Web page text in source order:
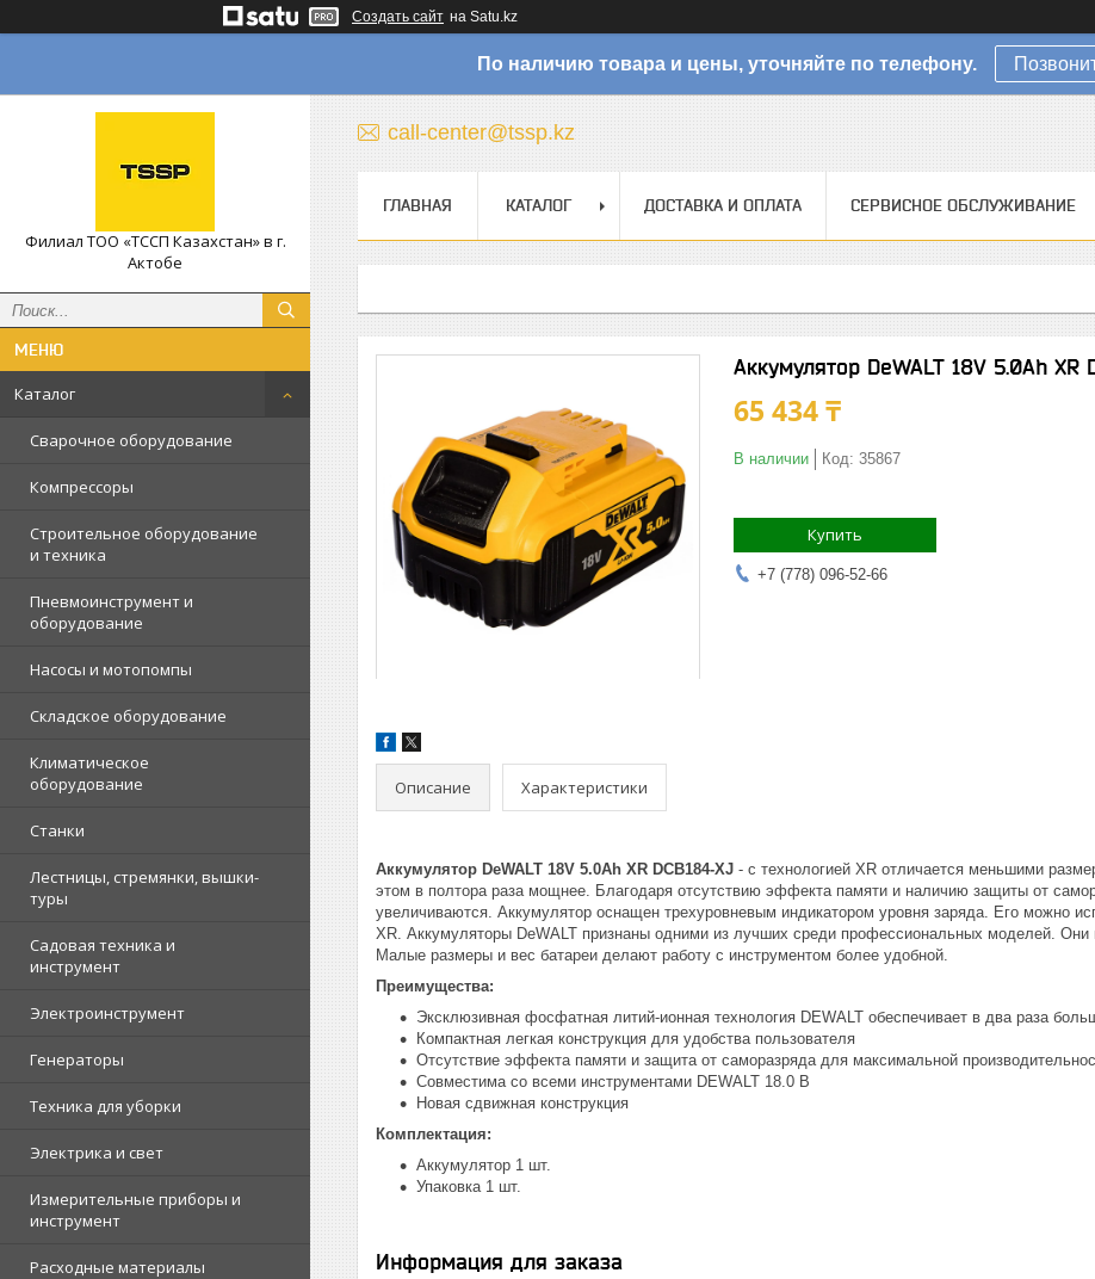
Создать сайт на Satu.kz
По наличию товара и цены, уточняйте по телефону.
Филиал ТОО «ТССП Казахстан» в г.
Актобе
Каталог
Сварочное оборудование
Компрессоры
Строительное оборудование
и техника
Пневмоинструмент и
оборудование
Насосы и мотопомпы
Складское оборудование
Климатическое
оборудование
Станки
Лестницы, стремянки, вышки-
туры
Садовая техника и
инструмент
Электроинструмент
Генераторы
Техника для уборки
Электрика и свет
Измерительные приборы и
инструмент
Расходные материалы
call-center@tssp.kz
ГЛАВНАЯ КАТАЛОГ ДОСТАВКА И ОПЛАТА СЕРВИСНОЕ ОБСЛУЖИВАНИЕ
Аккумулятор DeWALT 18V 5.0Ah XR
65 434 ₸
В наличии Код: 35867
Купить
+7 (778) 096-52-66
Описание Характеристики
Аккумулятор DeWALT 18V 5.0Ah XR DCB184-XJ - с технологией XR отличается меньшими
этом в полтора раза мощнее. Благодаря отсутствию эффекта памяти и наличию защиты от
увеличиваются. Аккумулятор оснащен трехуровневым индикатором уровня заряда. Его можно
XR. Аккумуляторы DeWALT признаны одними из лучших среди профессиональных моделей.
Малые размеры и вес батареи делают работу с инструментом более удобной.
Преимущества:
Эксклюзивная фосфатная литий-ионная технология DEWALT обеспечивает в два раза
Компактная легкая конструкция для удобства пользователя
Отсутствие эффекта памяти и защита от саморазряда для максимальной
Совместима со всеми инструментами DEWALT 18.0 В
Новая сдвижная конструкция
Комплектация:
Аккумулятор 1 шт.
Упаковка 1 шт.
Информация для заказа